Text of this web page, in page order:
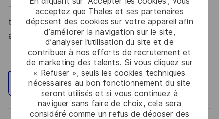
acceptez que Thales et ses partenaires
déposent des cookies sur votre appareil afin
d’améliorer la navigation sur le site,
d’analyser l’utilisation du site et de
contribuer à nos efforts de recrutement et
de marketing des talents. Si vous cliquez sur
« Refuser », seuls les cookies techniques
nécessaires au bon fonctionnement du site
seront utilisés et si vous continuez à
naviguer sans faire de choix, cela sera
considéré comme un refus de déposer des
Thales, entreprise Handi-Engagée, reconnait
tous les talents. La diversité est notre meilleur
atout. Postulez et rejoignez nous !
Explorez un site